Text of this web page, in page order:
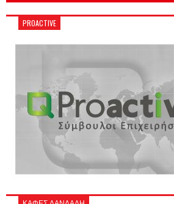
PROACTIVE